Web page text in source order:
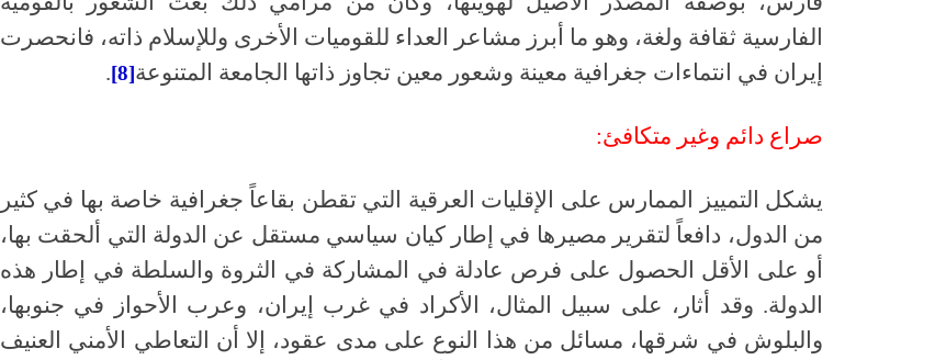
الفارسية ثقافة ولغة، وهو ما أبرز مشاعر العداء للقوميات الأخرى وللإسلام ذاته، فانحصرت
إيران في انتماءات جغرافية معينة وشعور معين تجاوز ذاتها الجامعة المتنوعة[8]
.
صراع دائم وغير متكافئ:
يشكل التمييز الممارس على الإقليات العرقية التي تقطن بقاعاً جغرافية خاصة بها في كثير
من الدول، دافعاً لتقرير مصيرها في إطار كيان سياسي مستقل عن الدولة التي ألحقت بها،
أو على الأقل الحصول على فرص عادلة في المشاركة في الثروة والسلطة في إطار هذه
الدولة. وقد أثار، على سبيل المثال، الأكراد في غرب إيران، وعرب الأحواز في جنوبها،
والبلوش في شرقها، مسائل من هذا النوع على مدى عقود، إلا أن التعاطي الأمني العنيف